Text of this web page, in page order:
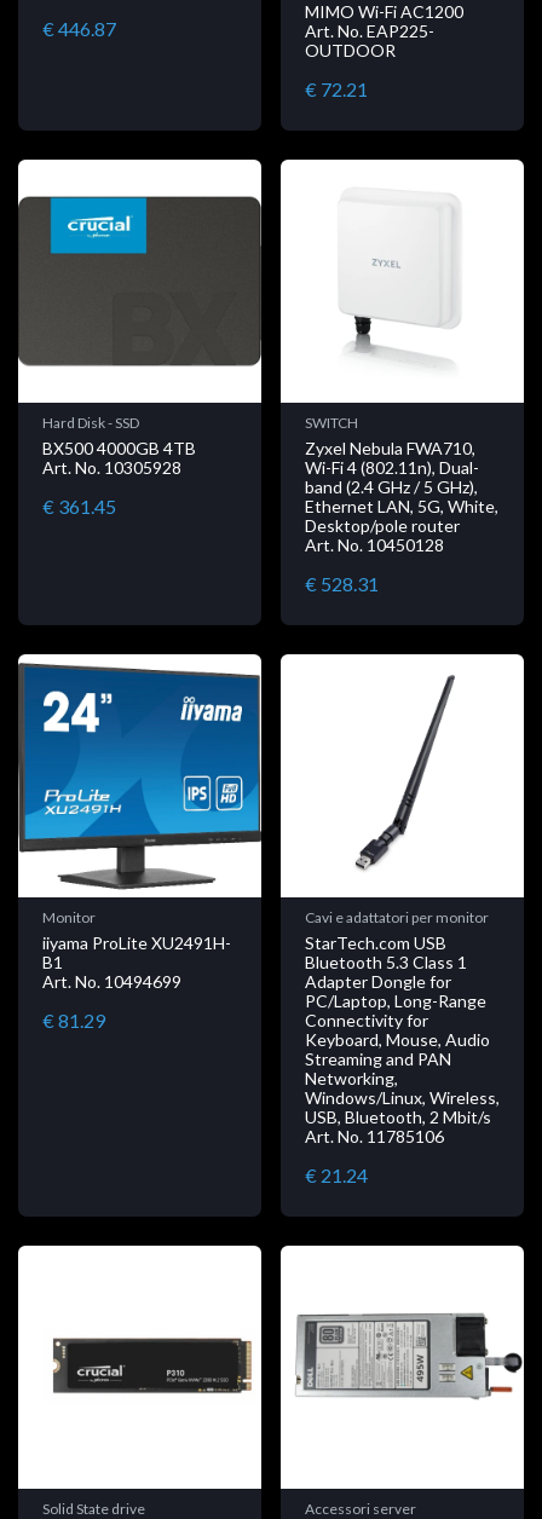
€ 446.87
MIMO Wi-Fi AC1200
Art. No. EAP225-
OUTDOOR
€ 72.21
Hard Disk - SSD
BX500 4000GB 4TB
Art. No. 10305928
€ 361.45
SWITCH
Zyxel Nebula FWA710,
Wi-Fi 4 (802.11n), Dual-
band (2.4 GHz / 5 GHz),
Ethernet LAN, 5G, White,
Desktop/pole router
Art. No. 10450128
€ 528.31
Monitor
iiyama ProLite XU2491H-
B1
Art. No. 10494699
€ 81.29
Cavi e adattatori per monitor
StarTech.com USB
Bluetooth 5.3 Class 1
Adapter Dongle for
PC/Laptop, Long-Range
Connectivity for
Keyboard, Mouse, Audio
Streaming and PAN
Networking,
Windows/Linux, Wireless,
USB, Bluetooth, 2 Mbit/s
Art. No. 11785106
€ 21.24
Solid State drive Accessori server